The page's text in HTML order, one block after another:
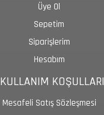
Üye Ol
Sepetim
Siparişlerim
Hesabım
KULLANIM KOŞULLARI
Mesafeli Satış Sözleşmesi